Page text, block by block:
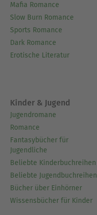
Mafia Romance
Slow Burn Romance
Sports Romance
Dark Romance
Erotische Literatur
Kinder & Jugend
Jugendromane
Romance
Fantasybücher für
Jugendliche
Beliebte Kinderbuchreihen
Beliebte Jugendbuchreihen
Bücher über Einhörner
Wissensbücher für Kinder